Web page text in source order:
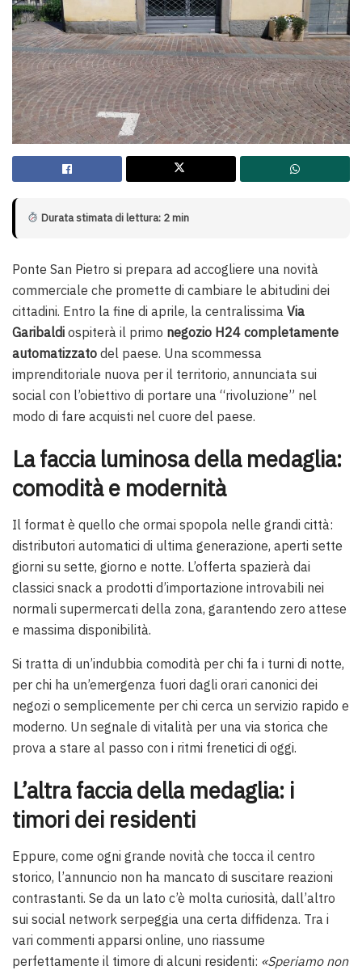
Durata stimata di lettura: 2 min
Ponte San Pietro si prepara ad accogliere una novità
commerciale che promette di cambiare le abitudini dei
cittadini. Entro la fine di aprile, la centralissima Via
Garibaldi ospiterà il primo negozio H24 completamente
automatizzato del paese. Una scommessa
imprenditoriale nuova per il territorio, annunciata sui
social con l’obiettivo di portare una “rivoluzione” nel
modo di fare acquisti nel cuore del paese.
La faccia luminosa della medaglia:
comodità e modernità
Il format è quello che ormai spopola nelle grandi città:
distributori automatici di ultima generazione, aperti sette
giorni su sette, giorno e notte. L’offerta spazierà dai
classici snack a prodotti d’importazione introvabili nei
normali supermercati della zona, garantendo zero attese
e massima disponibilità.
Si tratta di un’indubbia comodità per chi fa i turni di notte,
per chi ha un’emergenza fuori dagli orari canonici dei
negozi o semplicemente per chi cerca un servizio rapido e
moderno. Un segnale di vitalità per una via storica che
prova a stare al passo con i ritmi frenetici di oggi.
L’altra faccia della medaglia: i
timori dei residenti
Eppure, come ogni grande novità che tocca il centro
storico, l’annuncio non ha mancato di suscitare reazioni
contrastanti. Se da un lato c’è molta curiosità, dall’altro
sui social network serpeggia una certa diffidenza. Tra i
vari commenti apparsi online, uno riassume
perfettamente il timore di alcuni residenti: «Speriamo non